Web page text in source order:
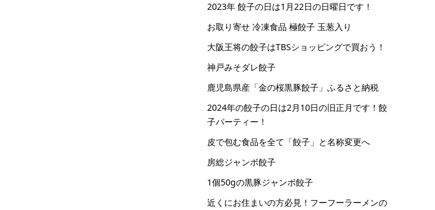
2023年 餃子の日は1月22日の日曜日です！
お取り寄せ 冷凍食品 極餃子 玉葱入り
大阪王将の餃子はTBSショッピングで買おう！
神戸みそダレ餃子
鹿児島県産「金の桜黒豚餃子」ふるさと納税
2024年の餃子の日は2月10日の旧正月です！餃
子パーティー！
皮で包む食品を全て「餃子」と名称変更へ
房総ジャンボ餃子
1個50gの黒豚ジャンボ餃子
近くにお住まいの方必見！フーフーラーメンの